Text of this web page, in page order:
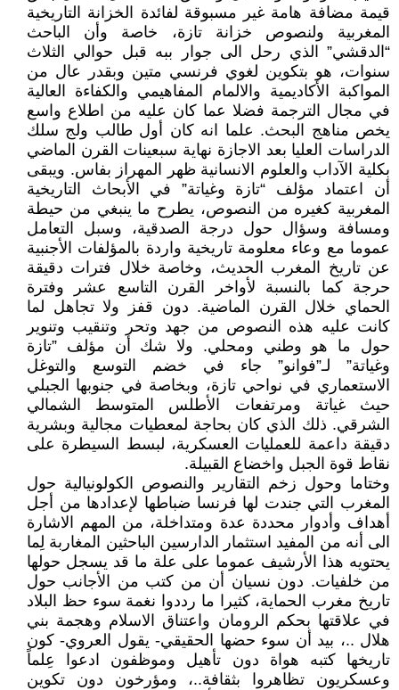
قيمة مضافة هامة غير مسبوقة لفائدة الخزانة التاريخية
المغربية ولنصوص خزانة تازة، خاصة وأن الباحث
“الدقشي” الذي رحل الى جوار ببه قبل حوالي الثلاث
سنوات، هو بتكوين لغوي فرنسي متين وبقدر عال من
المواكبة الأكاديمية والالمام المفاهيمي والكفاءة العالية
في مجال الترجمة فضلا عما كان عليه من اطلاع واسع
يخص مناهج البحث. علما انه كان أول طالب ولج سلك
الدراسات العليا بعد الاجازة نهاية سبعينات القرن الماضي
بكلية الآداب والعلوم الانسانية ظهر المهراز بفاس. ويبقى
أن اعتماد مؤلف “تازة وغياتة” في الأبحاث التاريخية
المغربية كغيره من النصوص، يطرح ما ينبغي من حيطة
ومسافة وسؤال حول درجة الصدقية، وسبل التعامل
عموما مع وعاء معلومة تاريخية واردة بالمؤلفات الأجنبية
عن تاريخ المغرب الحديث، وخاصة خلال فترات دقيقة
حرجة كما بالنسبة لأواخر القرن التاسع عشر وفترة
الحماي خلال القرن الماضية. دون قفز ولا تجاهل لما
كانت عليه هذه النصوص من جهد وتحر وتنقيب وتنوير
حول ما هو وطني ومحلي. ولا شك أن مؤلف ”تازة
وغياتة” لـ”فوانو” جاء في خضم التوسع والتوغل
الاستعماري في نواحي تازة، وبخاصة في جنوبها الجبلي
حيث غياتة ومرتفعات الأطلس المتوسط الشمالي
الشرقي. ذلك الذي كان بحاجة لمعطيات مجالية وبشرية
دقيقة داعمة للعمليات العسكرية، لبسط السيطرة على
نقاط قوة الجبل واخضاع القبيلة.
وختاما وحول زخم التقارير والنصوص الكولونيالية حول
المغرب التي جندت لها فرنسا ضباطها لإعدادها من أجل
أهداف وأدوار محددة عدة ومتداخلة، من المهم الاشارة
الى أنه من المفيد استثمار الدارسين الباحثين المغاربة لِما
يحتويه هذا الأرشيف عموما على علة ما قد يسجل حولها
من خلفيات. دون نسيان أن من كتب من الأجانب حول
تاريخ مغرب الحماية، كثيرا ما رددوا نغمة سوء حظ البلاد
في علاقتها بحكم الرومان واعتناق الاسلام وهجمة بني
هلال ..، بيد أن سوء حضها الحقيقي- يقول العروي- كون
تاريخها كتبه هواة دون تأهيل وموظفون ادعوا عِلماً
وعسكريون تظاهروا بثقافة..، ومؤرخون دون تكوين